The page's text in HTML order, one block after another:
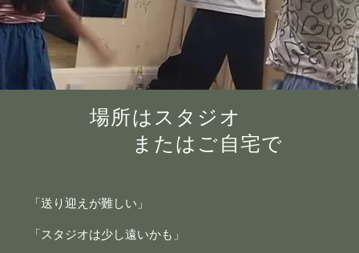
場所はスタジオ
​ またはご自宅で
「送り迎えが難しい」
「スタジオは少し遠いかも」